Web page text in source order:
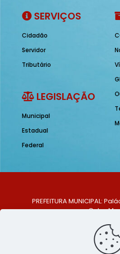
SERVIÇOS
Cidadão
Servidor
Tributário
LEGISLAÇÃO
Municipal
Estadual
Federal
PREFEITURA MUNICIPAL:
Celso
Centro, São Bento do Una -
TELEFONE: (81)
E-MAIL: